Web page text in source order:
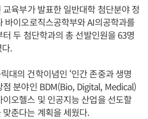
육부가 발표한 일반대학 첨단분야 정
바이오로직스공학부와 AI의공학과를
두 첨단학과의 총 선발인원을 63명
.
대의 건학이념인 ‘인간 존중과 생명
점 분야인 BDM(Bio, Digital, Medical)
오헬스 및 인공지능 산업을 선도할
춘다는 계획을 세웠다.